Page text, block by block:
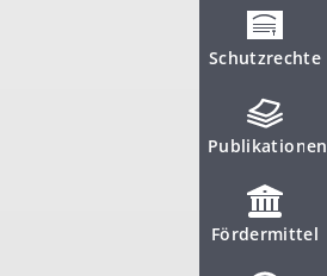
Schutzrechte
Publikationen
Fördermittel